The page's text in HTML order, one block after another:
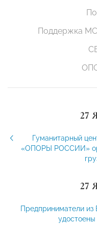
Поддержка
27
Гуманитарный
«ОПОРЫ РОССИИ»
27
Предприниматели
удостоены